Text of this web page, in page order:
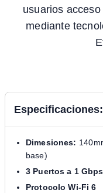
usuarios
mediante
Especificaciones:
Dimesiones:
base)
3 Puertos a 1 Gbps
Protocolo Wi-Fi 6